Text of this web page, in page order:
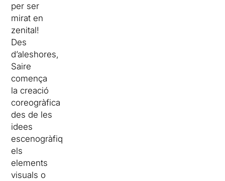
per ser
mirat en
zenital!
Des
d’aleshores,
Saire
comença
la creació
coreogràfica
des de les
idees
escenogràfiques,
els
elements
visuals o